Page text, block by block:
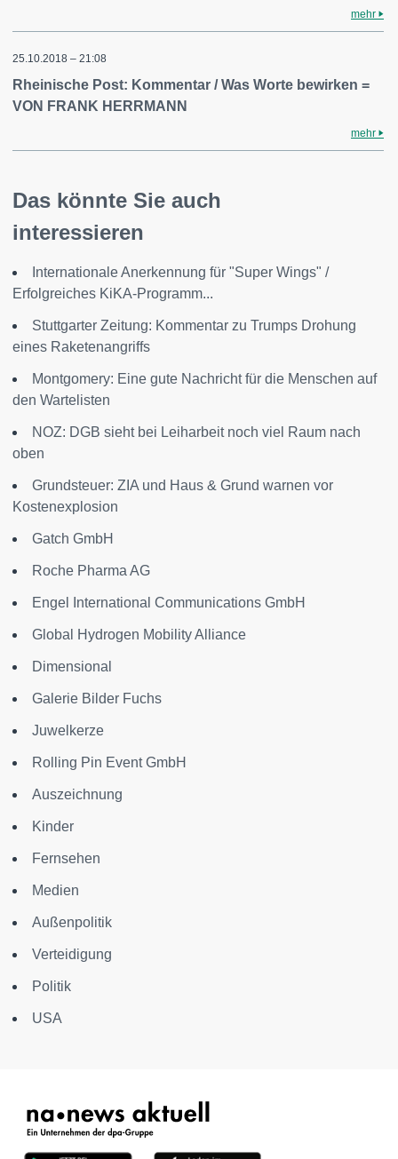
mehr
25.10.2018 – 21:08
Rheinische Post: Kommentar / Was Worte bewirken =
VON FRANK HERRMANN
mehr
Das könnte Sie auch
interessieren
Internationale Anerkennung für "Super Wings" /
Erfolgreiches KiKA-Programm...
Stuttgarter Zeitung: Kommentar zu Trumps Drohung
eines Raketenangriffs
Montgomery: Eine gute Nachricht für die Menschen auf
den Wartelisten
NOZ: DGB sieht bei Leiharbeit noch viel Raum nach
oben
Grundsteuer: ZIA und Haus & Grund warnen vor
Kostenexplosion
Gatch GmbH
Roche Pharma AG
Engel International Communications GmbH
Global Hydrogen Mobility Alliance
Dimensional
Galerie Bilder Fuchs
Juwelkerze
Rolling Pin Event GmbH
Auszeichnung
Kinder
Fernsehen
Medien
Außenpolitik
Verteidigung
Politik
USA